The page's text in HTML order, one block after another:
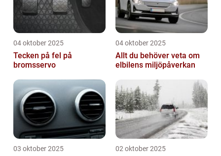
04 oktober 2025
Tecken på fel på
bromsservo
04 oktober 2025
Allt du behöver veta om
elbilens miljöpåverkan
03 oktober 2025 02 oktober 2025